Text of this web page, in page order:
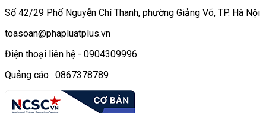
Số 42/29 Phố Nguyễn Chí Thanh, phường Giảng Võ, TP. Hà Nội
toasoan@phapluatplus.vn
Điện thoại liên hệ - 0904309996
Quảng cáo : 0867378789